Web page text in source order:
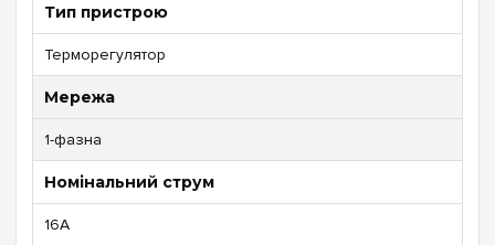
Тип пристрою
Терморегулятор
Мережа
1-фазна
Номінальний струм
16А